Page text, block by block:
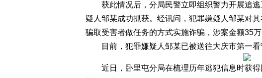
获此情况后，分局民警立即组织警力开展追逃
疑人邹某成功抓获。经讯问，犯罪嫌疑人邹某对
骗取受害者做任务的方式实施诈骗，涉案金额35
目前，犯罪嫌疑人邹某已被送往大庆市第一看
近日，卧里屯分局在梳理历年逃犯信息时获得